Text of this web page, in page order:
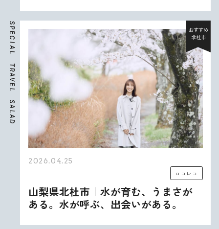
S
P
E
C
I
A
L
T
R
A
V
E
L
S
A
L
A
D
おすすめ
北杜市
2026.04.25
ロコレコ
山梨県北杜市｜水が育む、うまさが
ある。水が呼ぶ、出会いがある。